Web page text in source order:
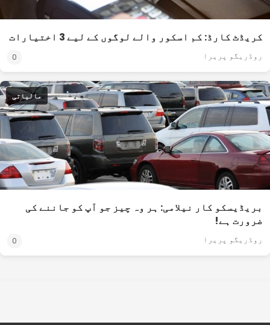
کریڈٹ کارڈ: کم اسکور والے لوگوں کے لیے 3 اختیارات
روڈریگو پریرا 0
مالیاتی
بریڈیسکو کار نیلامی: ہر وہ چیز جو آپ کو جاننے کی
ضرورت ہے!
روڈریگو پریرا 0